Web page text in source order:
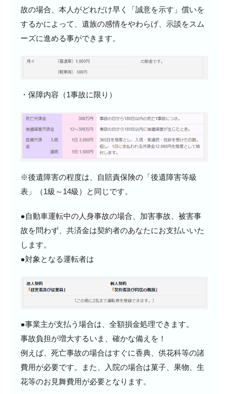
故の場合、本人がどれだけ早く「誠意を示す」償いを
するかによって、遺族の感情をやわらげ、示談をスム
ーズに進める事ができます。
・保障内容（1事故に限り）
※後遺障害の程度は、自賠責保険の「後遺障害等級
表」（1級～14級）と同じです。
●自動車運転中の人身事故の場合、加害事故、被害事
故を問わず、共済金は契約者のあなたにお支払いいた
します。
●対象となる運転者は
●事業主が支払う場合は、全額損金処理できます。
事故負担が増大するいま、確かな備えを！
例えば、死亡事故の場合はすぐに香典、供花科等の諸
費用が必要です。また、入院の場合は菓子、果物、生
花等のお見舞費用が必要となります。